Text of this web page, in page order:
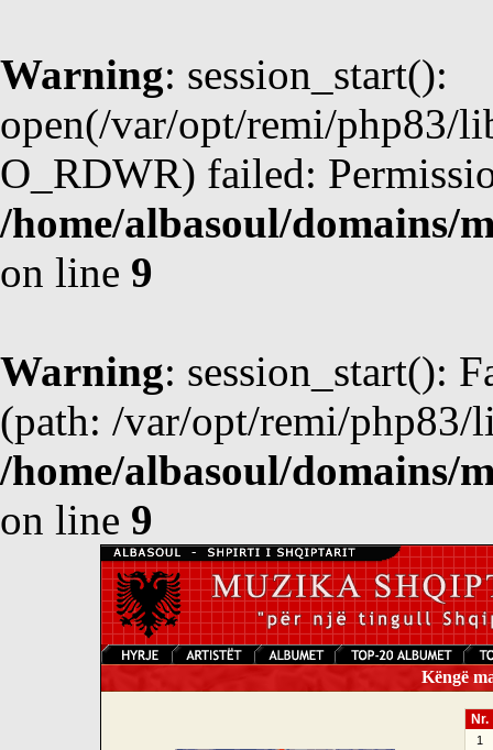
Warning: session_start():
open(/var/opt/remi/php83/
O_RDWR) failed:
/home/albasoul/domains/
on line 9
Warning: session_start():
(path: /var/opt/remi/php83/
/home/albasoul/domains/
on line 9
Këngë
Nr.
1